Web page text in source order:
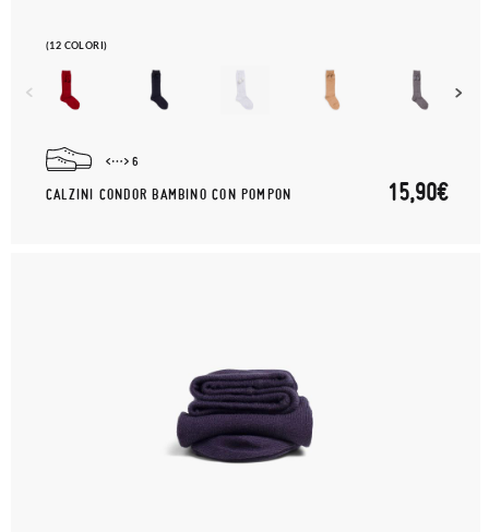
(12 COLORI)
6
CALZINI CONDOR BAMBINO CON POMPON 15,90€